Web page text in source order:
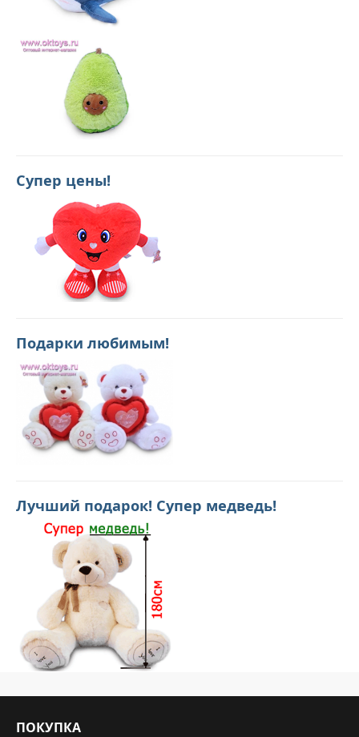
Супер цены!
Подарки любимым!
Лучший подарок! Супер медведь!
ПОКУПКА